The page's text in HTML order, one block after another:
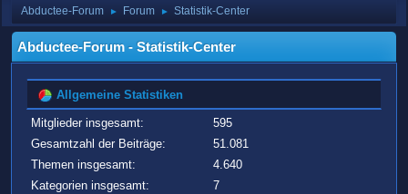
Abductee-Forum ► Forum ► Statistik-Center
Abductee-Forum - Statistik-Center
Allgemeine Statistiken
Mitglieder insgesamt:
595
Gesamtzahl der Beiträge:
51.081
Themen insgesamt:
4.640
Kategorien insgesamt:
7